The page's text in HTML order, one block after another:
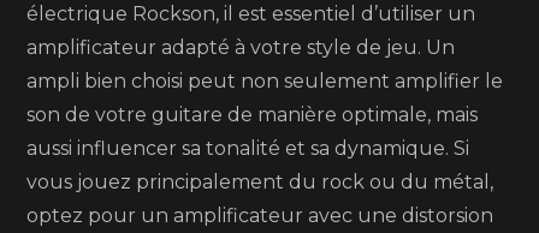
électrique Rockson, il est essentiel d’utiliser un
amplificateur adapté à votre style de jeu. Un
ampli bien choisi peut non seulement amplifier le
son de votre guitare de manière optimale, mais
aussi influencer sa tonalité et sa dynamique. Si
vous jouez principalement du rock ou du métal,
optez pour un amplificateur avec une distorsion